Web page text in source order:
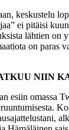
keskustelu
ei pitäisi
lähtien on
on paras
NIIN
esiin omassa